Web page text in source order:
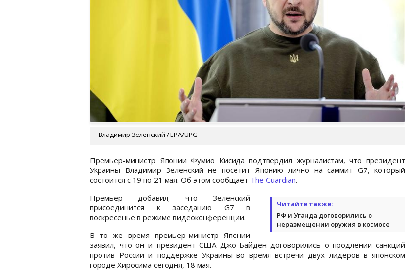
Владимир Зеленский / ЕРА/UPG
Премьер-министр Японии Фумио Кисида подтвердил журналистам, что президент
Украины Владимир Зеленский не посетит Японию лично на саммит G7, который
состоится с 19 по 21 мая. Об этом сообщает The Guardian.
Читайте также:
РФ и Уганда договорились о
неразмещении оружия в космосе
Премьер добавил, что Зеленский
присоединится к заседанию G7 в
воскресенье в режиме видеоконференции.
В то же время премьер-министр Японии
заявил, что он и президент США Джо Байден договорились о продлении санкций
против России и поддержке Украины во время встречи двух лидеров в японском
городе Хиросима сегодня, 18 мая.